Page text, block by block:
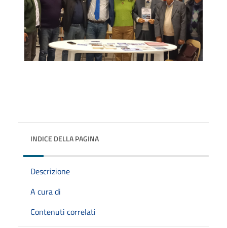
INDICE DELLA PAGINA
Descrizione
A cura di
Contenuti correlati